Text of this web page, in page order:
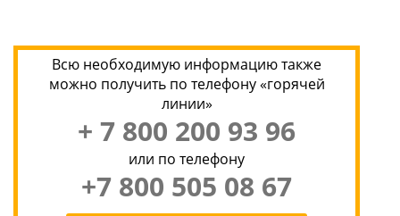
Всю необходимую информацию также
можно получить по телефону «горячей
линии»
+ 7 800 200 93 96
или по телефону
+7 800 505 08 67